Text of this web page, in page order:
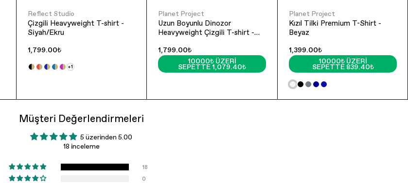
Reflect Studio
Çizgili Heavyweight T-shirt -
Siyah/Ekru
1,799.00₺
+1
Planet Project
Uzun Boyunlu Dinozor
Heavyweight Çizgili T-shirt -
1,799.00₺
10000₺ ÜZERI
SEPETTE 1,079.40₺
Planet Project
Kızıl Tilki Premium T-Shirt -
Beyaz
1,399.00₺
10000₺ ÜZERI
SEPETTE 839.40₺
Müşteri Değerlendirmeleri
5 üzerinden 5.00
18 inceleme
18
0